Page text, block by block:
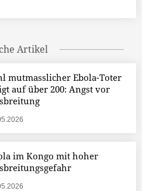
Artikel
mutmasslicher Ebola-Toter
auf über 200: Angst vor
im Kongo mit hoher